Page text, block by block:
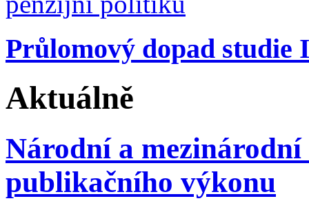
Průlomový dopad
Aktuálně
Národní a
publikačního výkonu